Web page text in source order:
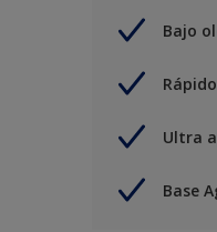
Bajo
Ultra
Base